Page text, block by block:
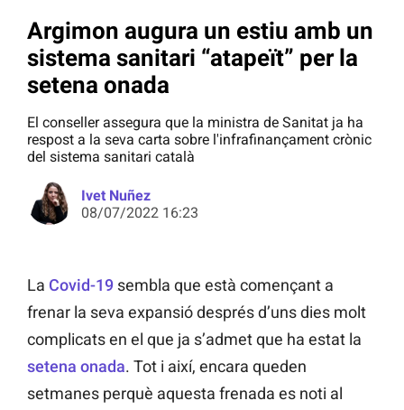
Argimon augura un estiu amb un
sistema sanitari “atapeït” per la
setena onada
El conseller assegura que la ministra de Sanitat ja ha
respost a la seva carta sobre l'infrafinançament crònic
del sistema sanitari català
Ivet Nuñez
08/07/2022 16:23
La Covid-19 sembla que està començant a
frenar la seva expansió després d’uns dies molt
complicats en el que ja s’admet que ha estat la
setena onada. Tot i així, encara queden
setmanes perquè aquesta frenada es noti al